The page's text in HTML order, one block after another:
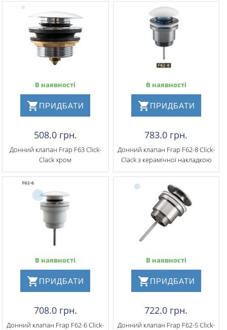
В наявності
ПРИДБАТИ
508.0 грн.
Донний клапан Frap F63 Click-
Clack хром
В наявності
ПРИДБАТИ
783.0 грн.
Донний клапан Frap F62-8 Click-
Clack з керамічної накладкою
В наявності
ПРИДБАТИ
708.0 грн.
Донний клапан Frap F62-6 Click-
В наявності
ПРИДБАТИ
722.0 грн.
Донний клапан Frap F62-5 Click-